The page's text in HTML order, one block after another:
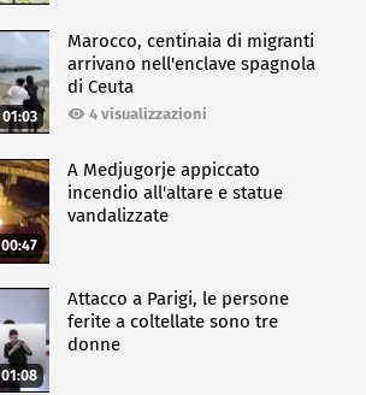
01:03
Marocco, centinaia di migranti
arrivano nell'enclave spagnola
di Ceuta
4 visualizzazioni
00:47
A Medjugorje appiccato
incendio all'altare e statue
vandalizzate
01:08
Attacco a Parigi, le persone
ferite a coltellate sono tre
donne